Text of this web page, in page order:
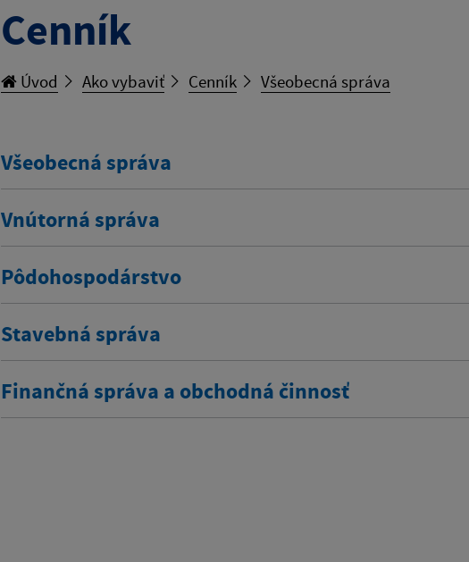
Cenník
Úvod Ako vybaviť Cenník Všeobecná správa
Všeobecná správa
Vnútorná správa
Pôdohospodárstvo
Stavebná správa
Finančná správa a obchodná činnosť